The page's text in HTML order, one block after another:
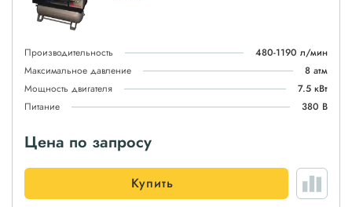
Производительность
480-1190 л/мин
Максимальное давление
8 атм
Мощность двигателя
7.5 кВт
Питание
380 В
Цена по запросу
Купить